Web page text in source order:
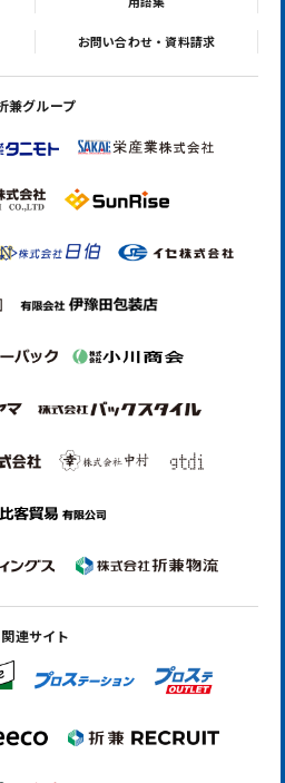
お問い合わせ・資料請求
兼グループ
関連サイト